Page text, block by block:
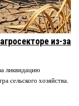
из-за
ликвидацию
сельского хозяйства.